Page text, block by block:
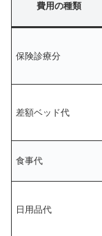
費用の種類
保険診療分
差額ベッド代
食事代
日用品代